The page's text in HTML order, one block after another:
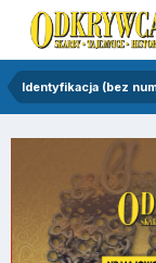
Identyfikacja (bez